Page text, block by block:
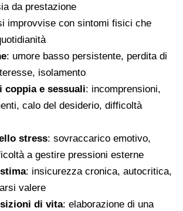
da prestazione
improvvise con sintomi fisici che
: umore basso persistente, perdita di
isolamento
coppia e sessuali: incomprensioni,
calo del desiderio, difficoltà
stress: sovraccarico emotivo,
a gestire pressioni esterne
: insicurezza cronica, autocritica,
valere
di vita: elaborazione di una